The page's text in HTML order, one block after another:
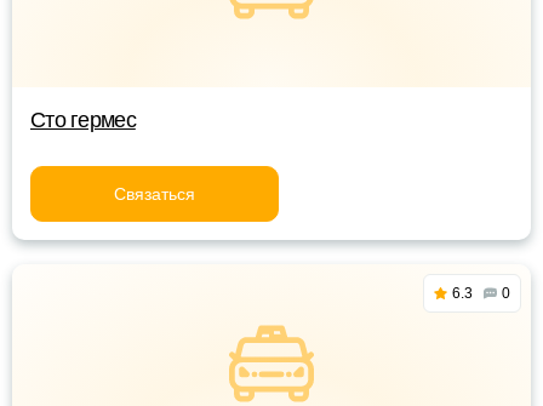
Сто гермес
Связаться
6.3 0